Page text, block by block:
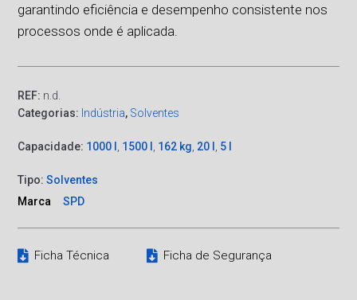
garantindo eficiência e desempenho consistente nos
processos onde é aplicada.
REF: n.d.
Categorias: Indústria, Solventes
Capacidade: 1000 l 1500 l 162 kg 20 l 5 l
Tipo:Solventes
Marca
SPD
Ficha Técnica Ficha de Segurança